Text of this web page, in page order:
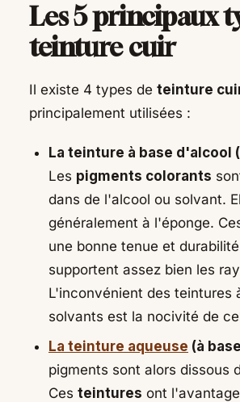
Les 5 principaux
teinture cuir
Il existe 4 types de teinture
principalement utilisées :
La teinture à base d'alcool
Les pigments colorants
dans de l'alcool ou solvant.
généralement à l'éponge.
une bonne tenue et
supportent assez bien les
L'inconvénient des teintures
solvants est la nocivité de
La teinture aqueuse (à
pigments sont alors dissous
Ces teintures ont